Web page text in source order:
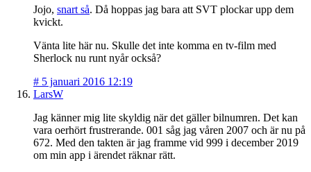
Jojo, snart så. Då hoppas jag bara att SVT plockar upp dem
kvickt.
Vänta lite här nu. Skulle det inte komma en tv-film med
Sherlock nu runt nyår också?
# 5 januari 2016 12:19
LarsW
Jag känner mig lite skyldig när det gäller bilnumren. Det kan
vara oerhört frustrerande. 001 såg jag våren 2007 och är nu på
672. Med den takten är jag framme vid 999 i december 2019
om min app i ärendet räknar rätt.